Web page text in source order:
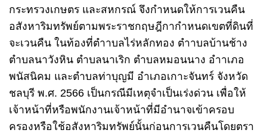
กระทรวงเกษตร และสหกรณ์ จึงกําหนดให้การเวนคืน
อสังหาริมทรัพย์ตามพระราชกฤษฎีกากําหนดเขตที่ดินที่
จะเวนคืน ในท้องที่ตําาบลไร่หลักทอง ตําาบลบ้านช้าง
ตําบลนาวังหิน ตําบลนาเริก ตําบลหมอนนาง อําาเภอ
พนัสนิคม และตําบลท่าบุญมี อําเภอเกาะจันทร์ จังหวัด
ชลบุรี พ.ศ. 2566 เป็นกรณีมีเหตุจําเป็นเร่งด่วน เพื่อให้
เจ้าหน้าที่หรือพนักงานเจ้าหน้าที่มีอํานาจเข้าครอบ
ครองหรือใช้อสังหาริมทรัพย์นั้นก่อนการเวนคืนโดยตรา